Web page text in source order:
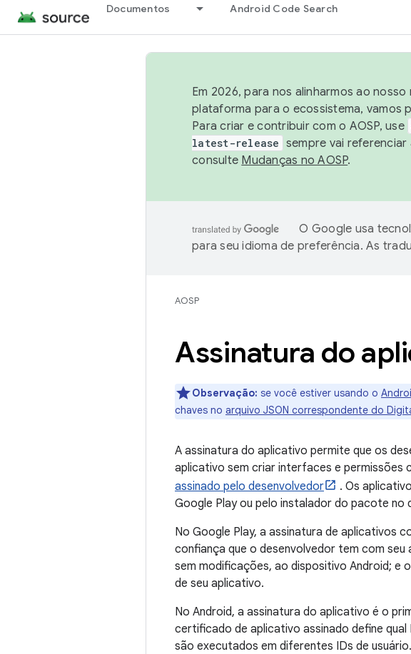
Documentos Android Code Search
Em 2026, para nos alinharmos ao
plataforma para o ecossistema, vamos
Para criar e contribuir com o AOSP, use
latest-release sempre vai referenciar
consulte Mudanças no AOSP.
O Google usa
para seu idioma de preferência. As
AOSP
Assinatura do
Observação: se você estiver usando o
chaves no arquivo JSON correspondente do
A assinatura do aplicativo permite que os
aplicativo sem criar interfaces e permissões
assinado pelo desenvolvedor
. Os
Google Play ou pelo instalador do pacote no
No Google Play, a assinatura de aplicativos
confiança que o desenvolvedor tem com
sem modificações, ao dispositivo Android; e
de seu aplicativo.
No Android, a assinatura do aplicativo é o
certificado de aplicativo assinado define
são executados em diferentes IDs de